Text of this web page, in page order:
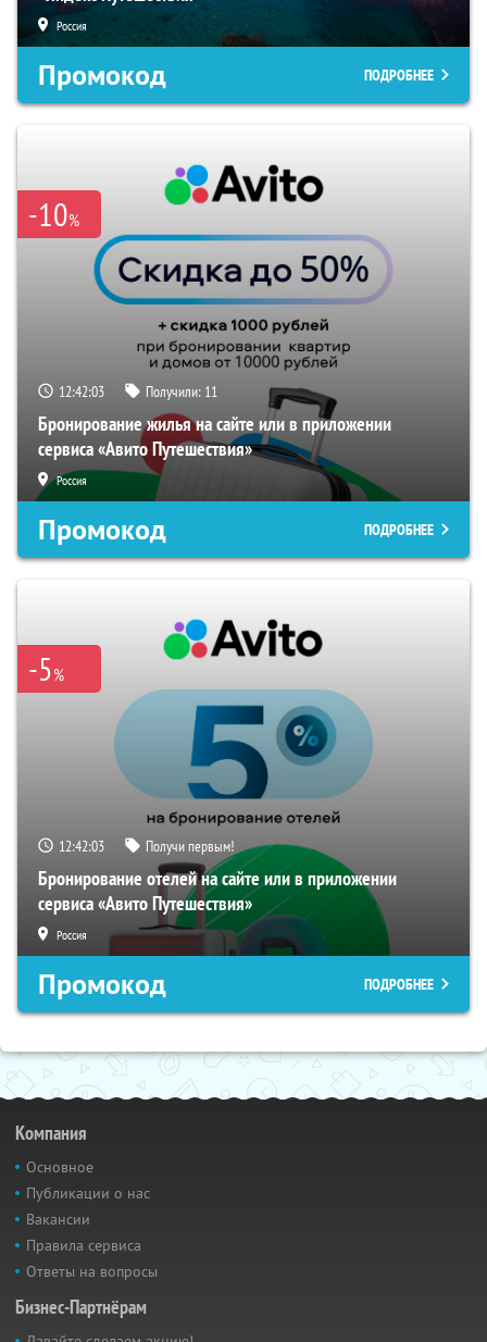
Россия
Промокод ПОДРОБНЕЕ
-10%
12:42:03 Получили: 11
Бронирование жилья на сайте или в приложении
сервиса «Авито Путешествия»
Россия
Промокод ПОДРОБНЕЕ
-5%
12:42:03 Получи первым!
Бронирование отелей на сайте или в приложении
сервиса «Авито Путешествия»
Россия
Промокод ПОДРОБНЕЕ
Компания
Основное
Публикации о нас
Вакансии
Правила сервиса
Ответы на вопросы
Бизнес-Партнёрам